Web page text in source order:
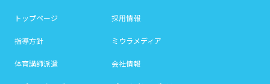
トップページ
指導方針
体育講師派遣
採用情報
ミウラメディア
会社情報